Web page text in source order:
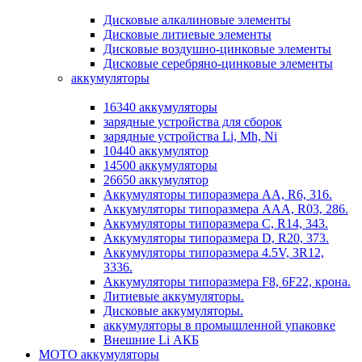
Дисковые алкалиновые элементы
Дисковые литиевые элементы
Дисковые воздушно-цинковые элементы
Дисковые серебряно-цинковые элементы
аккумуляторы
16340 аккумуляторы
зарядные устройства для сборок
зарядные устройства Li, Mh, Ni
10440 аккумулятор
14500 аккумуляторы
26650 аккумулятор
Аккумуляторы типоразмера АА, R6, 316.
Аккумуляторы типоразмера ААА, R03, 286.
Аккумуляторы типоразмера С, R14, 343.
Аккумуляторы типоразмера D, R20, 373.
Аккумуляторы типоразмера 4.5V, 3R12,
3336.
Аккумуляторы типоразмера F8, 6F22, крона.
Литиевые аккумуляторы.
Дисковые аккумуляторы.
аккумуляторы в промышленной упаковке
Внешние Li АКБ
МОТО аккумуляторы